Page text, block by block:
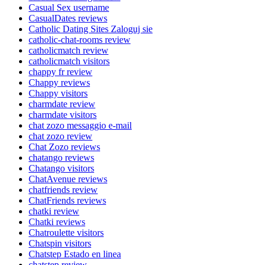
Casual Sex username
CasualDates reviews
Catholic Dating Sites Zaloguj sie
catholic-chat-rooms review
catholicmatch review
catholicmatch visitors
chappy fr review
Chappy reviews
Chappy visitors
charmdate review
charmdate visitors
chat zozo messaggio e-mail
chat zozo review
Chat Zozo reviews
chatango reviews
Chatango visitors
ChatAvenue reviews
chatfriends review
ChatFriends reviews
chatki review
Chatki reviews
Chatroulette visitors
Chatspin visitors
Chatstep Estado en linea